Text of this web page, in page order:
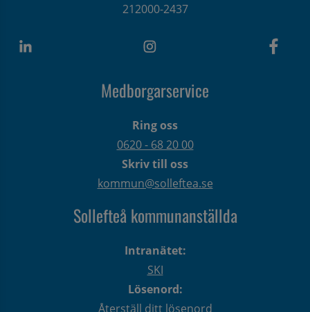
212000-2437
Medborgarservice
Ring oss
0620 - 68 20 00
Skriv till oss
kommun@solleftea.se
Sollefteå kommunanställda
Intranätet:
SKI
Lösenord:
Återställ ditt lösenord